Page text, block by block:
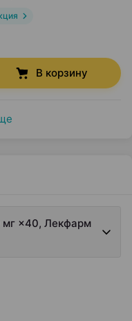
В корзину
×40, Лекфарм